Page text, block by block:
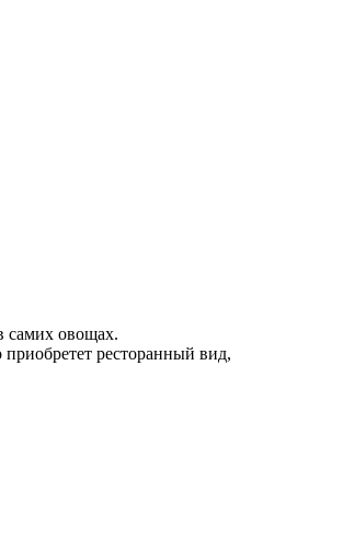
самих овощах.
ресторанный вид,